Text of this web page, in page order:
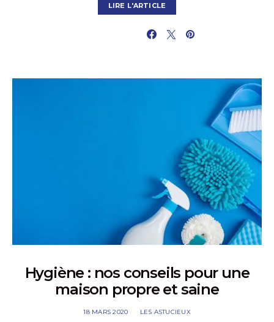
LIRE L'ARTICLE
Hygiène : nos conseils pour une
maison propre et saine
18 MARS 2020 LES ASTUCIEUX